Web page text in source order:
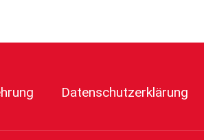
Datenschutzerklärung